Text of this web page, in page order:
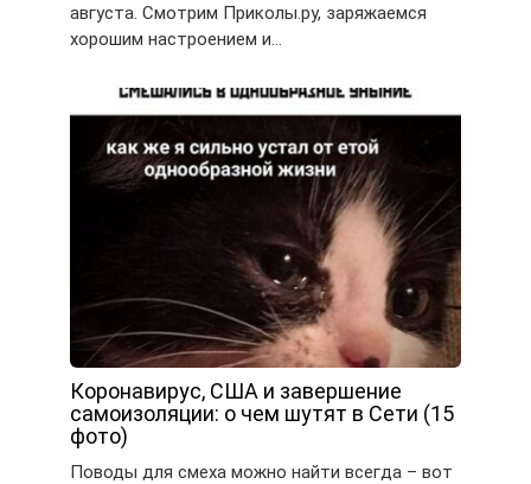
августа. Смотрим Приколы.ру, заряжаемся
хорошим настроением и…
Коронавирус, США и завершение
самоизоляции: о чем шутят в Сети (15
фото)
Поводы для смеха можно найти всегда – вот